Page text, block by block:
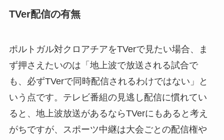
TVer配信の有無
ポルトガル対クロアチアをTVerで見たい場合、ま
ず押さえたいのは「地上波で放送される試合で
も、必ずTVerで同時配信されるわけではない」と
いう点です。テレビ番組の見逃し配信に慣れてい
ると、地上波放送があるならTVerにもあると考え
がちですが、スポーツ中継は大会ごとの配信権や